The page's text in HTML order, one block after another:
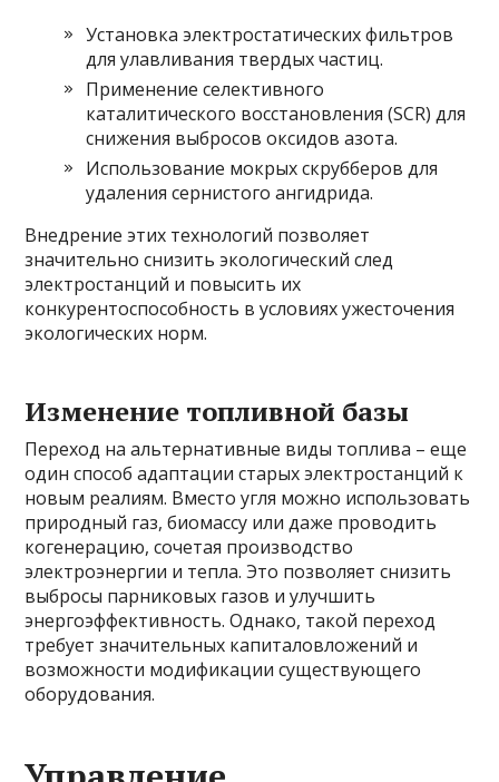
Установка электростатических фильтров
для улавливания твердых частиц.
Применение селективного
каталитического восстановления (SCR) для
снижения выбросов оксидов азота.
Использование мокрых скрубберов для
удаления сернистого ангидрида.
Внедрение этих технологий позволяет
значительно снизить экологический след
электростанций и повысить их
конкурентоспособность в условиях ужесточения
экологических норм.
Изменение топливной базы
Переход на альтернативные виды топлива – еще
один способ адаптации старых электростанций к
новым реалиям. Вместо угля можно использовать
природный газ, биомассу или даже проводить
когенерацию, сочетая производство
электроэнергии и тепла. Это позволяет снизить
выбросы парниковых газов и улучшить
энергоэффективность. Однако, такой переход
требует значительных капиталовложений и
возможности модификации существующего
оборудования.